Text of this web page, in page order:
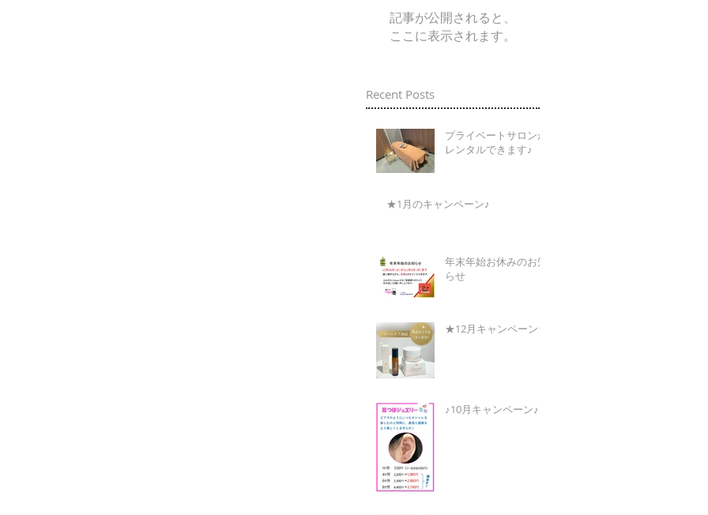
記事が公開されると、
ここに表示されます。
Recent Posts
プライベートサロンが
レンタルできます♪
★1月のキャンペーン♪
年末年始お休みのお知
らせ
★12月キャンペーン★
♪10月キャンペーン♪